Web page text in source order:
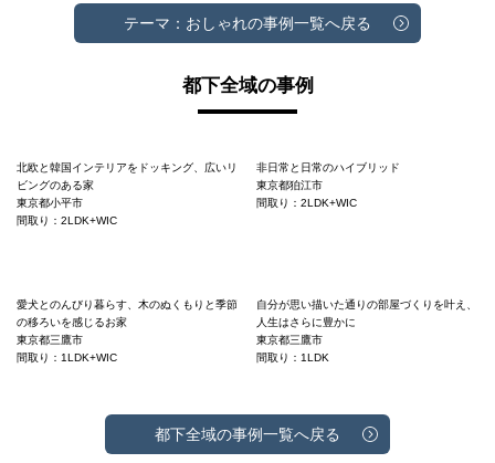
テーマ：おしゃれの事例一覧へ戻る
都下全域の事例
北欧と韓国インテリアをドッキング、広いリ
ビングのある家
東京都小平市
間取り：2LDK+WIC
非日常と日常のハイブリッド
東京都狛江市
間取り：2LDK+WIC
愛犬とのんびり暮らす、木のぬくもりと季節
の移ろいを感じるお家
東京都三鷹市
間取り：1LDK+WIC
自分が思い描いた通りの部屋づくりを叶え、
人生はさらに豊かに
東京都三鷹市
間取り：1LDK
都下全域の事例一覧へ戻る